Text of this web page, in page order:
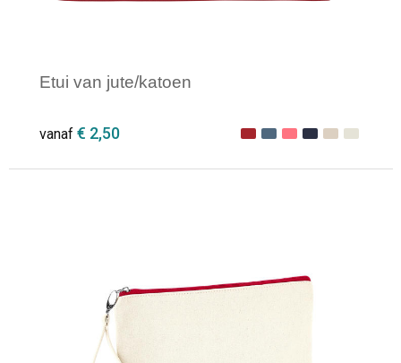
Etui van jute/katoen
vanaf € 2,50